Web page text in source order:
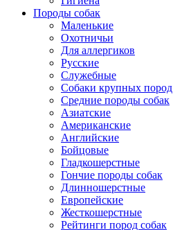
Породы собак
Маленькие
Охотничьи
Для аллергиков
Русские
Служебные
Собаки крупных пород
Средние породы собак
Азиатские
Американские
Английские
Бойцовые
Гладкошерстные
Гончие породы собак
Длинношерстные
Европейские
Жесткошерстные
Рейтинги пород собак